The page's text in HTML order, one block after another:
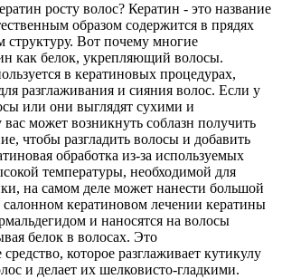
росту волос? Кератин - это название
образом содержится в прядях
структуру. Вот почему многие
как белок, укрепляющий волосы.
в кератиновых процедурах,
разглаживания и сияния волос. Если у
или они выглядят сухими и
может возникнуть соблазн получить
чтобы разгладить волосы и добавить
обработка из-за используемых
температуры, необходимой для
на самом деле может нанести большой
кератиновом лечении кератины
и наносятся на волосы
белок в волосах. Это
которое разглаживает кутикулу
и делает их шелковисто-гладкими.